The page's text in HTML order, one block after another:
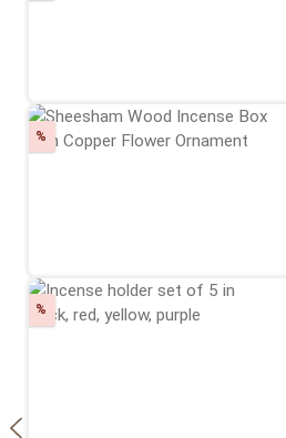
% Rabatt
% Rabatt